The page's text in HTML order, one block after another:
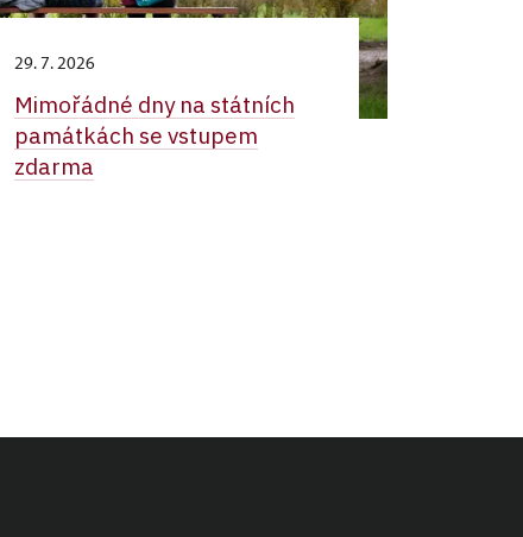
29. 7. 2026
Mimořádné dny na státních
památkách se vstupem
zdarma